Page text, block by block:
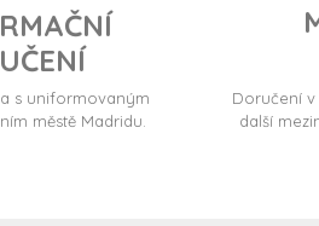
s uniformovaným
městě Madridu.
Doručení v
další